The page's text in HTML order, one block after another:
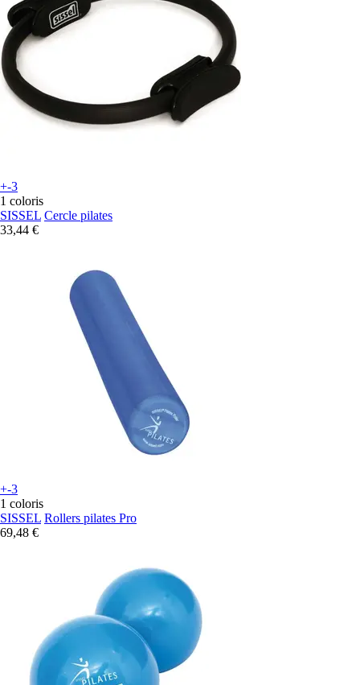
+-3
1 coloris
SISSEL Cercle pilates
33,44 €
+-3
1 coloris
SISSEL Rollers pilates Pro
69,48 €